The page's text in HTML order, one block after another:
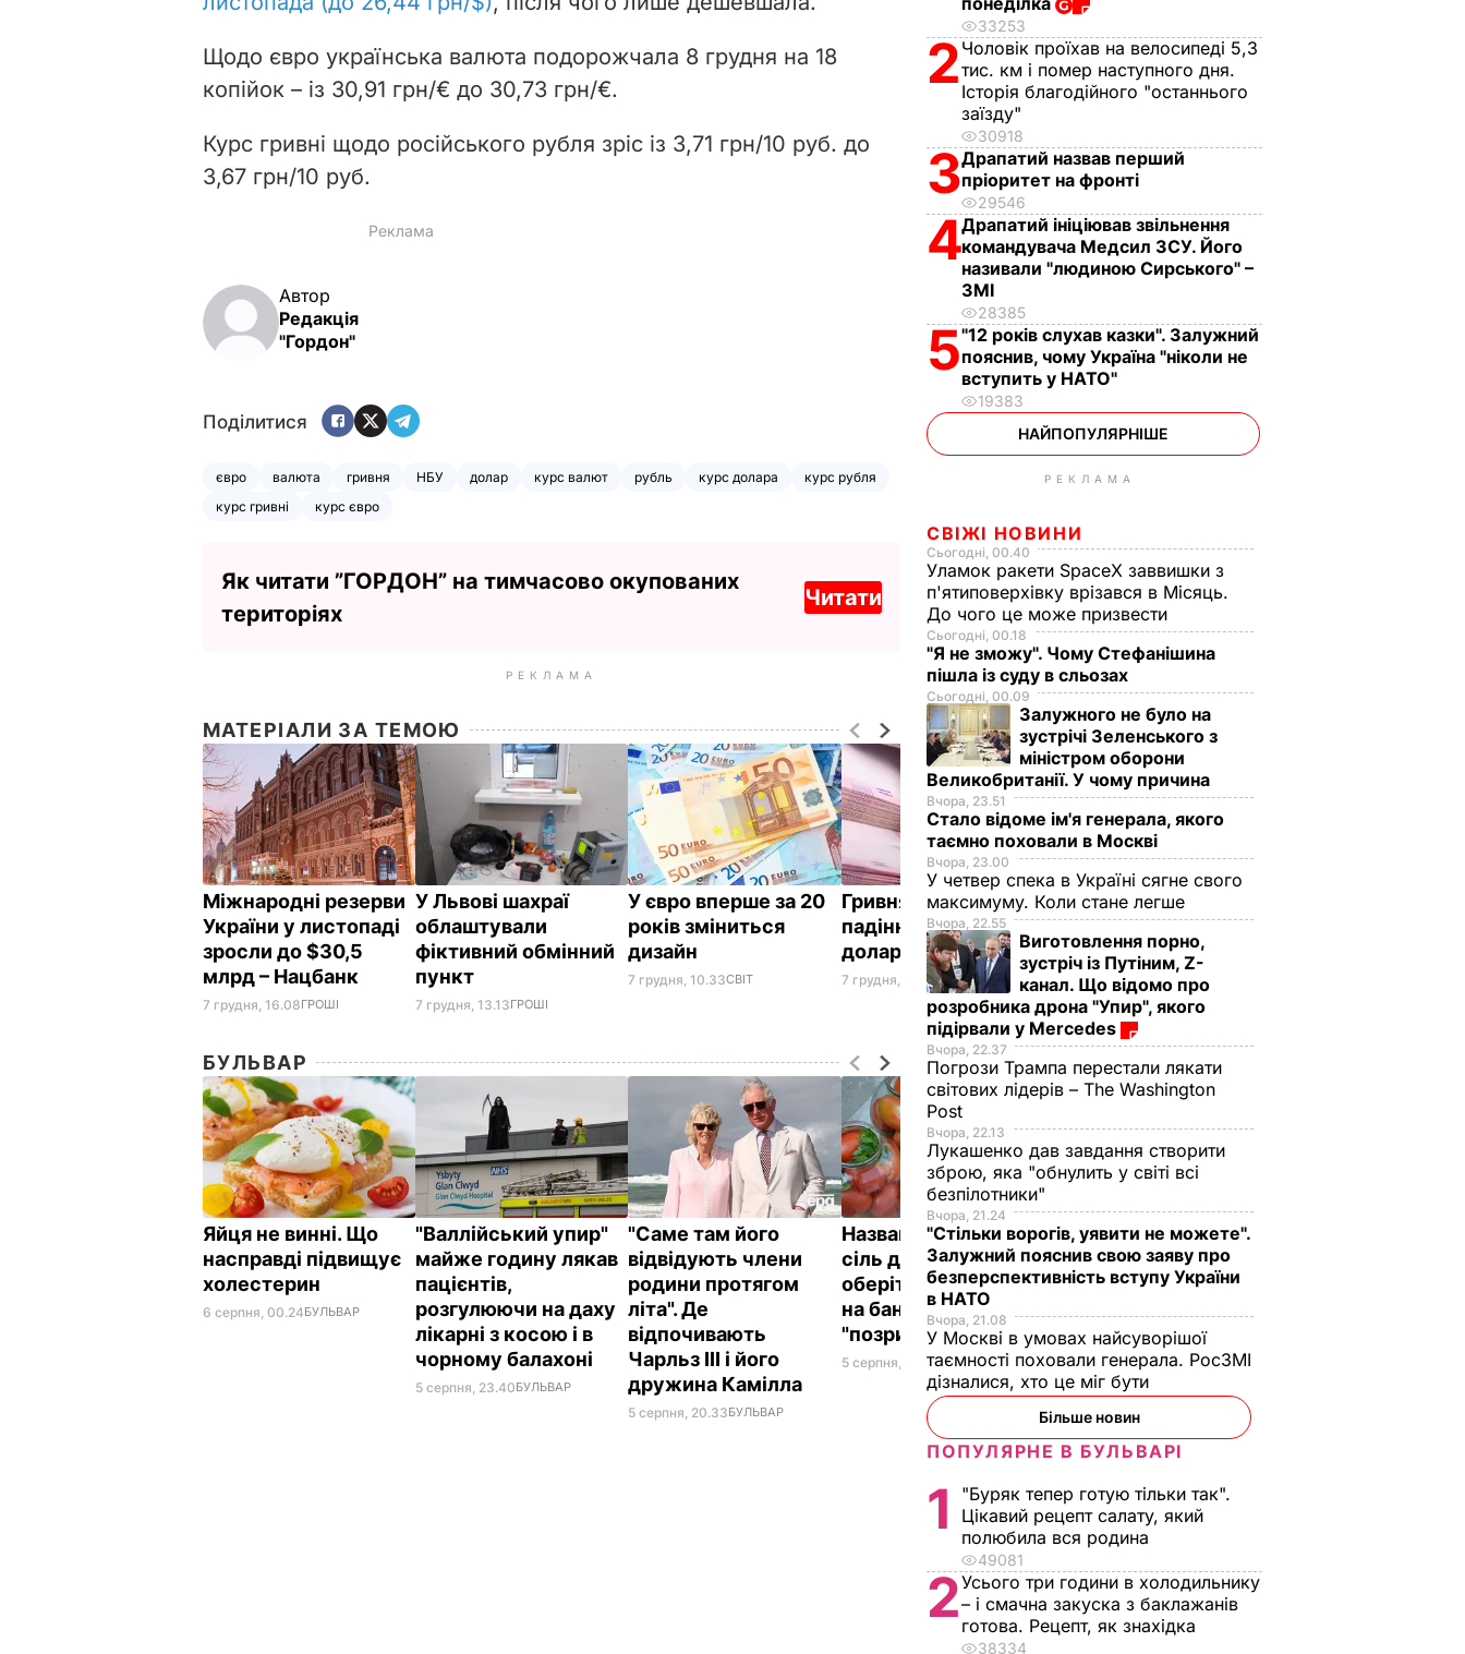
d
e
o
Щодо євро українська валюта подорожчала 8 грудня на 18
копійок – із 30,91 грн/€ до 30,73 грн/€.
Курс гривні щодо російського рубля зріс із 3,71 грн/10 руб. до
3,67 грн/10 руб.
Автор
Редакція
"Гордон"
Поділитися
євро валюта гривня НБУ долар курс валют рубль курс долара
курс рубля
курс гривні
курс євро
Як читати ”ГОРДОН” на тимчасово окупованих
територіях
Читати
РЕКЛАМА
МАТЕРІАЛИ ЗА ТЕМОЮ
Міжнародні резерви
України у листопаді
зросли до $30,5
млрд – Нацбанк
7 грудня, 16.08ГРОШІ
У Львові шахраї
облаштували
фіктивний обмінний
пункт
7 грудня, 13.13ГРОШІ
У євро вперше за 20
років зміниться
дизайн
7 грудня, 10.33СВІТ
Гривня продовжує
падіння щодо
долара
7 грудня, 07.12ГРОШІ
БУЛЬВАР
Яйця не винні. Що
насправді підвищує
холестерин
6 серпня, 00.24БУЛЬВАР
"Валлійський упир"
майже годину лякав
пацієнтів,
розгулюючи на даху
лікарні з косою і в
чорному балахоні
5 серпня, 23.40БУЛЬВАР
"Саме там його
відвідують члени
родини протягом
літа". Де
відпочивають
Чарльз III і його
дружина Камілла
5 серпня, 20.33БУЛЬВАР
Названа найкраща
сіль для консервації,
оберіть її – і кришки
на банках не
"позриває"
5 серпня, 19.25БУЛЬВАР
Марія Бурмака: Нам
кажуть, що буде
важка зима, і я не
мене немає куди
їхати
5 серпня, 17.43
33253
2 Чоловік проїхав на велосипеді 5,3
тис. км і помер наступного дня.
Історія благодійного "останнього
заїзду"
30918
3Драпатий назвав перший
пріоритет на фронті
29546
4Драпатий ініціював звільнення
командувача Медсил ЗСУ. Його
називали "людиною Сирського" –
ЗМІ
28385
5"12 років слухав казки". Залужний
пояснив, чому Україна "ніколи не
вступить у НАТО"
19383
НАЙПОПУЛЯРНІШЕ
РЕКЛАМА
СВІЖІ НОВИНИ
Сьогодні, 00.40
Уламок ракети SpaceX заввишки з
п'ятиповерхівку врізався в Місяць.
До чого це може призвести
Сьогодні, 00.18
"Я не зможу". Чому Стефанішина
пішла із суду в сльозах
Сьогодні, 00.09
Залужного не було на
зустрічі Зеленського з
міністром оборони
Великобританії. У чому причина
Вчора, 23.51
Стало відоме ім'я генерала, якого
таємно поховали в Москві
Вчора, 23.00
У четвер спека в Україні сягне свого
максимуму. Коли стане легше
Вчора, 22.55
Виготовлення порно,
зустріч із Путіним, Z-
канал. Що відомо про
розробника дрона "Упир", якого
підірвали у Mercedes
Вчора, 22.37
Погрози Трампа перестали лякати
світових лідерів – The Washington
Post
Вчора, 22.13
Лукашенко дав завдання створити
зброю, яка "обнулить у світі всі
безпілотники"
Вчора, 21.24
"Стільки ворогів, уявити не можете".
Залужний пояснив свою заяву про
безперспективність вступу України
в НАТО
Вчора, 21.08
У Москві в умовах найсуворішої
таємності поховали генерала. РосЗМІ
дізналися, хто це міг бути
Більше новин
ПОПУЛЯРНЕ В БУЛЬВАРІ
1
"Буряк тепер готую тільки так".
Цікавий рецепт салату, який
полюбила вся родина
49081
2Усього три години в холодильнику
– і смачна закуска з баклажанів
готова. Рецепт, як знахідка
38334